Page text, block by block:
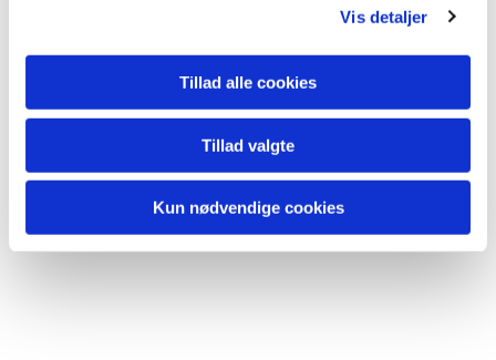
Vis detaljer
Tillad alle cookies
Tillad valgte
Kun nødvendige cookies